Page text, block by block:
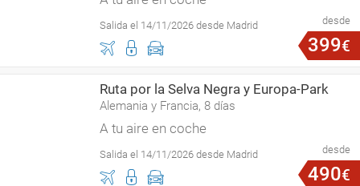
Salida el 14/11/2026 desde Madrid desde
399€
Ruta por la Selva Negra y Europa-Park
Alemania y Francia, 8 días
A tu aire en coche
Salida el 14/11/2026 desde Madrid desde
490€